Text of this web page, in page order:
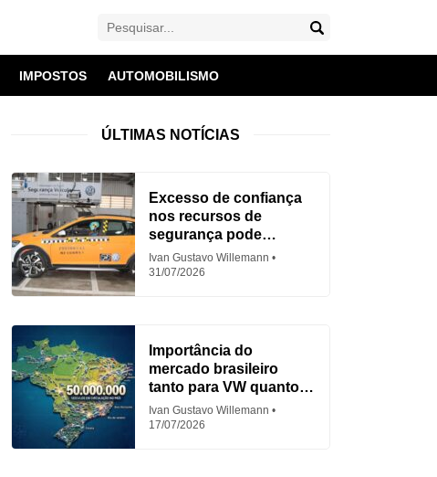
IMPOSTOS AUTOMOBILISMO
ÚLTIMAS NOTÍCIAS
Excesso de confiança
nos recursos de
segurança pode
aumentar acidentes
Ivan Gustavo Willemann
31/07/2026
Importância do
mercado brasileiro
tanto para VW quanto
para Fiat
Ivan Gustavo Willemann
17/07/2026